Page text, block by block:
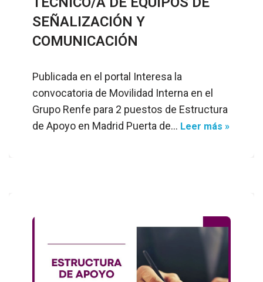
SEÑALIZACIÓN Y
COMUNICACIÓN
Publicada en el portal Interesa la
convocatoria de Movilidad Interna en el
Grupo Renfe para 2 puestos de Estructura
de Apoyo en Madrid Puerta de… Leer más »